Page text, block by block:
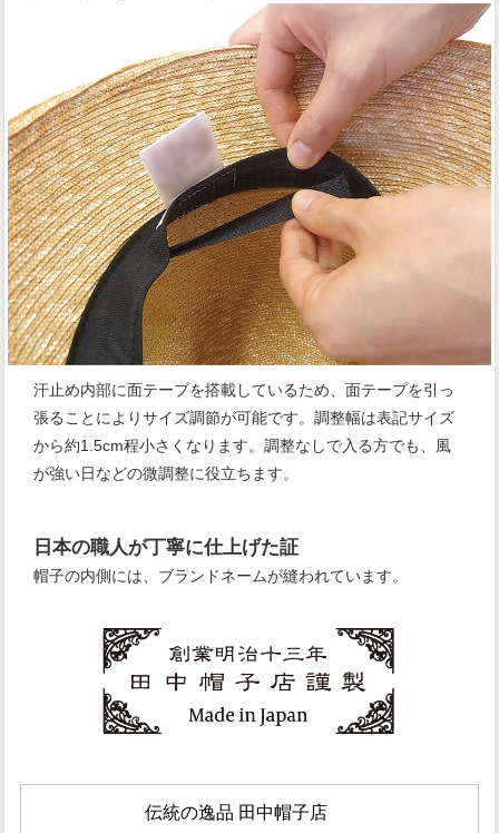
汗止め内部に面テープを搭載しているため、面テープを引っ
張ることによりサイズ調節が可能です。調整幅は表記サイズ
から約1.5cm程小さくなります。調整なしで入る方でも、風
が強い日などの微調整に役立ちます。
日本の職人が丁寧に仕上げた証
帽子の内側には、ブランドネームが縫われています。
伝統の逸品 田中帽子店